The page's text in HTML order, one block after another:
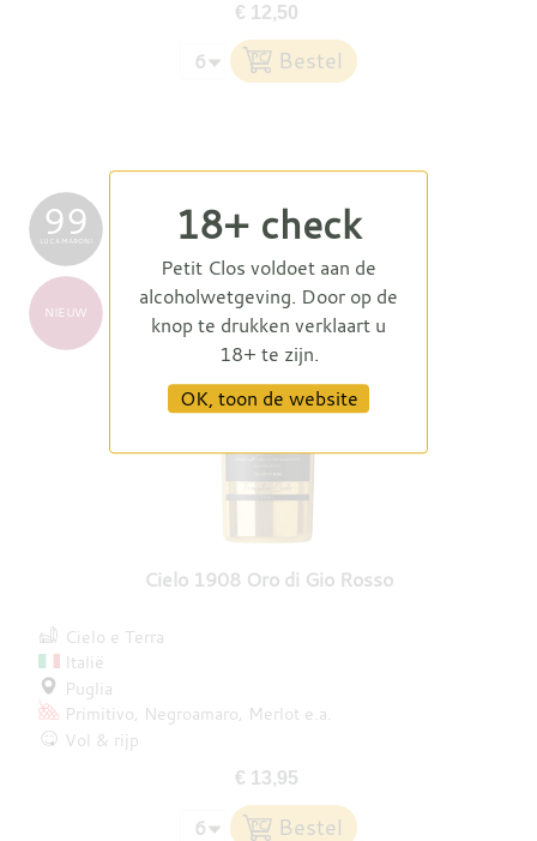
€ 12,50
Cielo 1908 Oro di Gio Rosso
99
LUCA MARONI
NIEUW
Cielo e Terra
Italië
Puglia
Primitivo Negroamaro Merlot e.a.
Vol & rijp
€ 13,95
18+ check
Petit Clos voldoet aan de
alcoholwetgeving. Door op de
knop te drukken verklaart u
18+ te zijn.
OK, toon de website